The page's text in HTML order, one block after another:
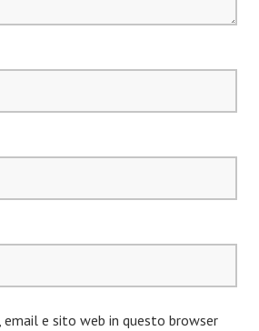
email e sito web in questo browser